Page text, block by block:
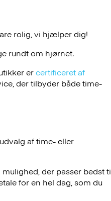
rolig, vi hjælper dig!
rundt om hjørnet.
ercertificeret af
der tilbyder både time-
af time- eller
der passer bedst
for en hel dag, som du